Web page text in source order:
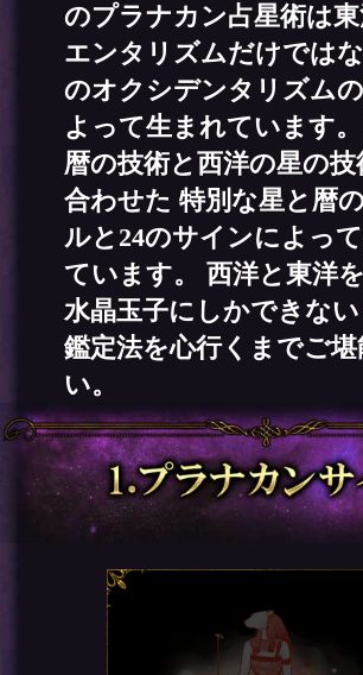
のプラナカン占星術は東
エンタリズムだけでは
のオクシデンタリズム
よって生まれています
暦の技術と西洋の星の技
合わせた 特別な星と暦
ルと24のサインによっ
ています。 西洋と東洋
水晶玉子にしかできな
鑑定法を心行くまでご堪
い。